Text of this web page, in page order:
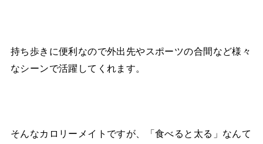
持ち歩きに便利なので外出先やスポーツの合間など様々
なシーンで活躍してくれます。
そんなカロリーメイトですが、「食べると太る」なんて